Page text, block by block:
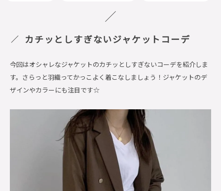
カチッとしすぎないジャケットコーデ
今回はオシャレなジャケットのカチッとしすぎないコーデを紹介しま
す。さらっと羽織ってかっこよく着こなしましょう！ジャケットのデ
ザインやカラーにも注目です☆